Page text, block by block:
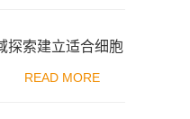
探索建立适合细胞
新型管理模式
READ MORE